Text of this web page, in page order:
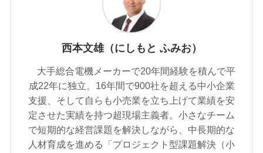
西本文雄（にしもと ふみお）
大手総合電機メーカーで20年間経験を積んで平
成22年に独立。16年間で900社を超える中小企業
支援、そして自らも小売業を立ち上げて業績を安
定させた実績を持つ超現場主義者。小さなチーム
で短期的な経営課題を解決しながら、中長期的な
人材育成を進める「プロジェクト型課題解決（小